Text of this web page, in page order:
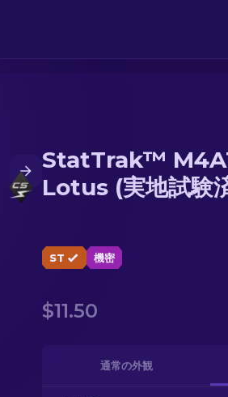
StatTrak™
Lotus (実地試験
ST 機密
$11.50
通常の外観